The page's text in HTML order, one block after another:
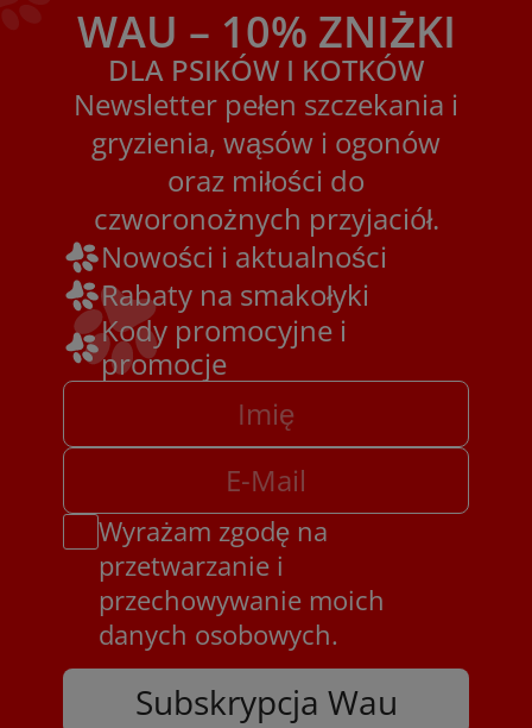
WAU – 10% ZNIŻKI
DLA PSIKÓW I KOTKÓW
Newsletter pełen szczekania i
gryzienia, wąsów i ogonów
oraz miłości do
czworonożnych przyjaciół.
Nowości i aktualności
Rabaty na smakołyki
Kody promocyjne i
promocje
Subskrypcja Wau
Wyrażam zgodę na
przetwarzanie i
przechowywanie moich
danych osobowych.